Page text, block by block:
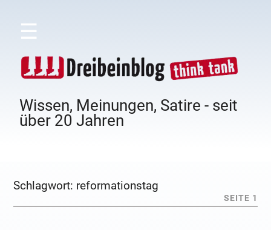
☰
Wissen, Meinungen, Satire - seit
über 20 Jahren
Schlagwort: reformationstag
SEITE 1